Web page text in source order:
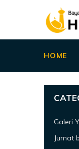
HOME
Galeri
Jumat